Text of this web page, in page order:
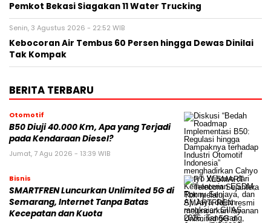
Pemkot Bekasi Siagakan 11 Water Trucking
Senin, 3 Agustus 2026 - 22:52 WIB
Kebocoran Air Tembus 60 Persen hingga Dewas Dinilai
Tak Kompak
BERITA TERBARU
Otomotif
B50 Diuji 40.000 Km, Apa yang Terjadi
pada Kendaraan Diesel?
Jumat, 7 Agu 2026 - 13:39 WIB
Bisnis
SMARTFREN Luncurkan Unlimited 5G di
Semarang, Internet Tanpa Batas
Kecepatan dan Kuota